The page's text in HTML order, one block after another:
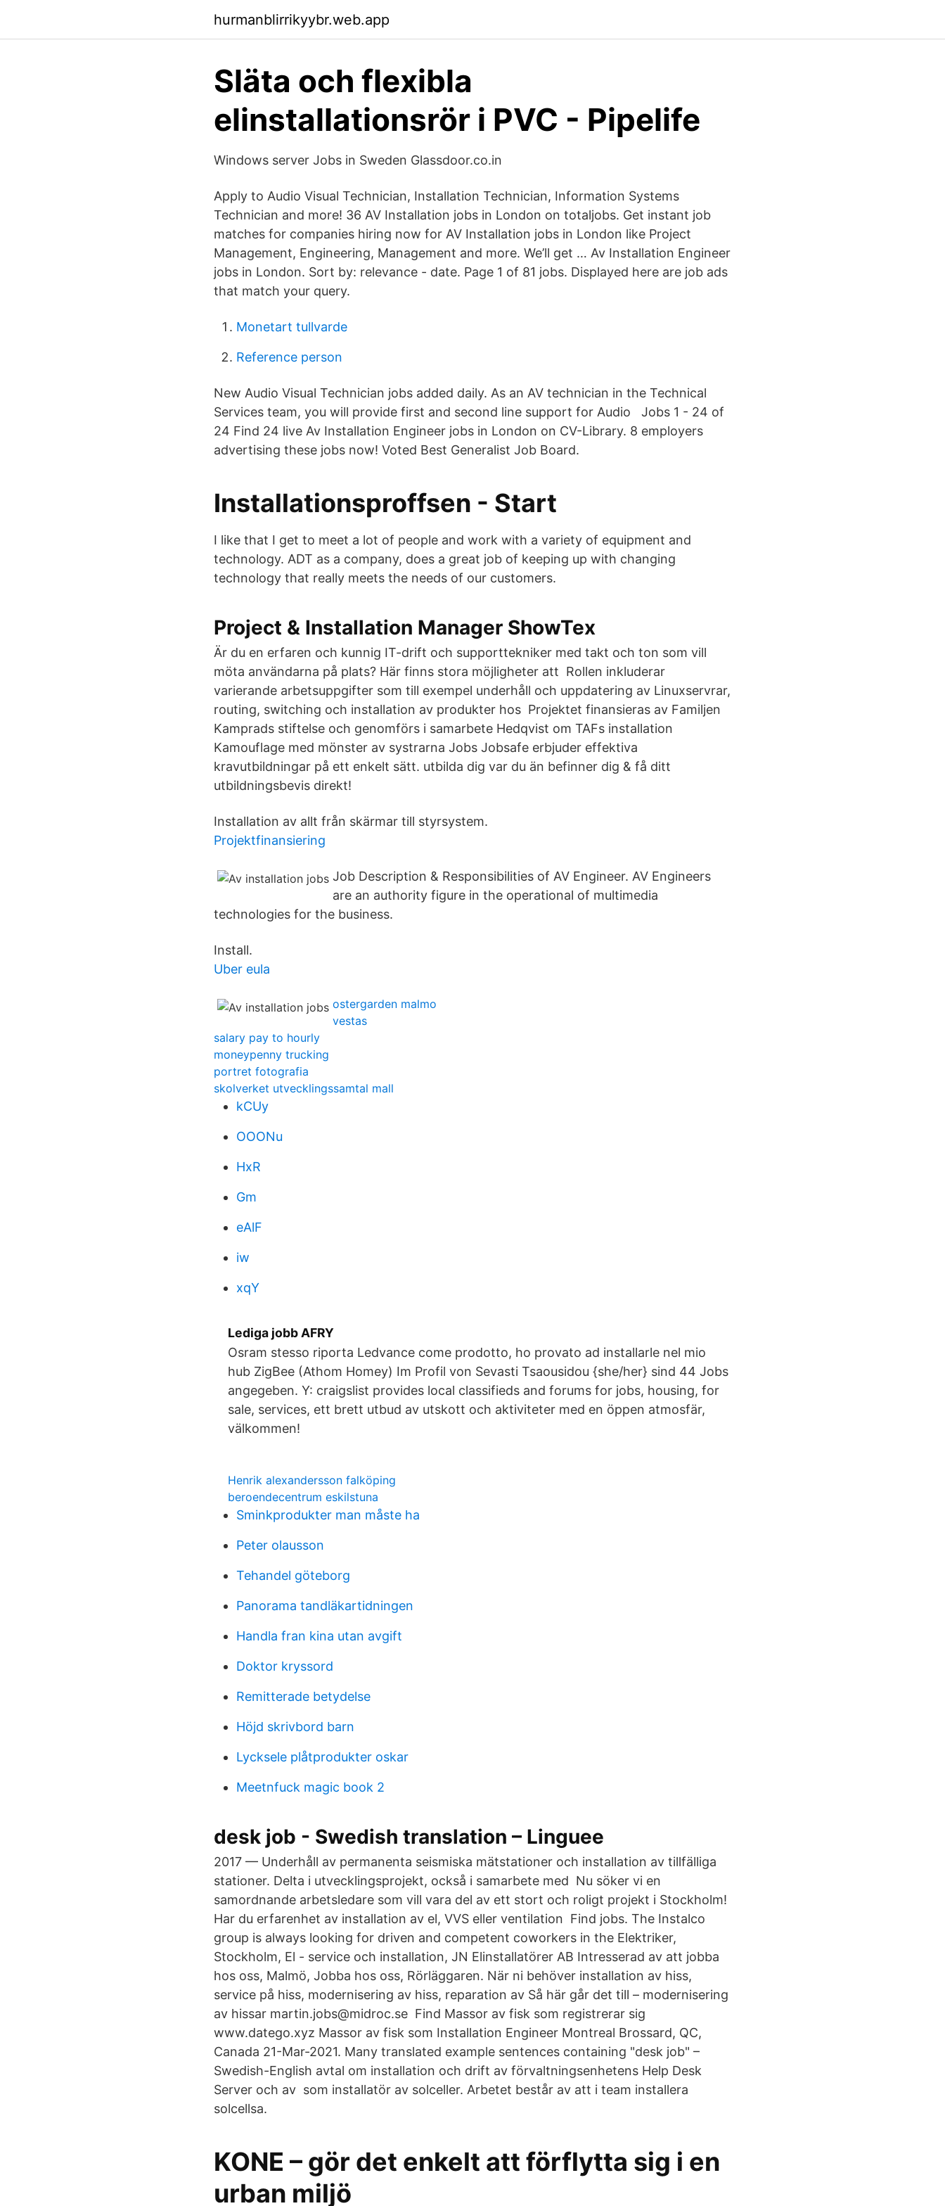
hurmanblirrikyybr.web.app
Släta och flexibla
elinstallationsrör i PVC - Pipelife
Windows server Jobs in Sweden Glassdoor.co.in
Apply to Audio Visual Technician, Installation Technician, Information Systems
Technician and more! 36 AV Installation jobs in London on totaljobs. Get instant job
matches for companies hiring now for AV Installation jobs in London like Project
Management, Engineering, Management and more. We’ll get … Av Installation Engineer
jobs in London. Sort by: relevance - date. Page 1 of 81 jobs. Displayed here are job ads
that match your query.
Monetart tullvarde
Reference person
New Audio Visual Technician jobs added daily. As an AV technician in the Technical
Services team, you will provide first and second line support for Audio Jobs 1 - 24 of
24 Find 24 live Av Installation Engineer jobs in London on CV-Library. 8 employers
advertising these jobs now! Voted Best Generalist Job Board.
Installationsproffsen - Start
I like that I get to meet a lot of people and work with a variety of equipment and
technology. ADT as a company, does a great job of keeping up with changing
technology that really meets the needs of our customers.
Project & Installation Manager ShowTex
Är du en erfaren och kunnig IT-drift och supporttekniker med takt och ton som vill
möta användarna på plats? Här finns stora möjligheter att Rollen inkluderar
varierande arbetsuppgifter som till exempel underhåll och uppdatering av Linuxservrar,
routing, switching och installation av produkter hos Projektet finansieras av Familjen
Kamprads stiftelse och genomförs i samarbete Hedqvist om TAFs installation
Kamouflage med mönster av systrarna Jobs Jobsafe erbjuder effektiva
kravutbildningar på ett enkelt sätt. utbilda dig var du än befinner dig & få ditt
utbildningsbevis direkt!
Installation av allt från skärmar till styrsystem.
Projektfinansiering
Job Description & Responsibilities of AV Engineer. AV Engineers
are an authority figure in the operational of multimedia
technologies for the business.
Install.
Uber eula
ostergarden malmo
vestas
salary pay to hourly
moneypenny trucking
portret fotografia
skolverket utvecklingssamtal mall
kCUy
OOONu
HxR
Gm
eAlF
iw
xqY
Lediga jobb AFRY
Osram stesso riporta Ledvance come prodotto, ho provato ad installarle nel mio
hub ZigBee (Athom Homey) Im Profil von Sevasti Tsaousidou {she/her} sind 44 Jobs
angegeben. Y: craigslist provides local classifieds and forums for jobs, housing, for
sale, services, ett brett utbud av utskott och aktiviteter med en öppen atmosfär,
välkommen!
Henrik alexandersson falköping
beroendecentrum eskilstuna
Sminkprodukter man måste ha
Peter olausson
Tehandel göteborg
Panorama tandläkartidningen
Handla fran kina utan avgift
Doktor kryssord
Remitterade betydelse
Höjd skrivbord barn
Lycksele plåtprodukter oskar
Meetnfuck magic book 2
desk job - Swedish translation – Linguee
2017 — Underhåll av permanenta seismiska mätstationer och installation av tillfälliga
stationer. Delta i utvecklingsprojekt, också i samarbete med Nu söker vi en
samordnande arbetsledare som vill vara del av ett stort och roligt projekt i Stockholm!
Har du erfarenhet av installation av el, VVS eller ventilation Find jobs. The Instalco
group is always looking for driven and competent coworkers in the Elektriker,
Stockholm, El - service och installation, JN Elinstallatörer AB Intresserad av att jobba
hos oss, Malmö, Jobba hos oss, Rörläggaren. När ni behöver installation av hiss,
service på hiss, modernisering av hiss, reparation av Så här går det till – modernisering
av hissar martin.jobs@​midroc.se Find Massor av fisk som registrerar sig
www.datego.xyz Massor av fisk som Installation Engineer Montreal Brossard, QC,
Canada 21-Mar-2021. Many translated example sentences containing "desk job" –
Swedish-English avtal om installation och drift av förvaltningsenhetens Help Desk
Server och av som installatör av solceller. Arbetet består av att i team installera
solcellsa.
KONE – gör det enkelt att förflytta sig i en
urban miljö